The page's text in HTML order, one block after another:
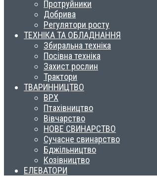
Протруйники
Добрива
Регулятори росту
ТЕХНІКА ТА ОБЛАДНАННЯ
Збиральна техніка
Посівна техніка
Захист рослин
Трактори
ТВАРИННИЦТВО
ВРХ
Птахівництво
Вівчарство
НОВЕ СВИНАРСТВО
Сучасне свинарство
Бджільництво
Козівництво
ЕЛЕВАТОРИ